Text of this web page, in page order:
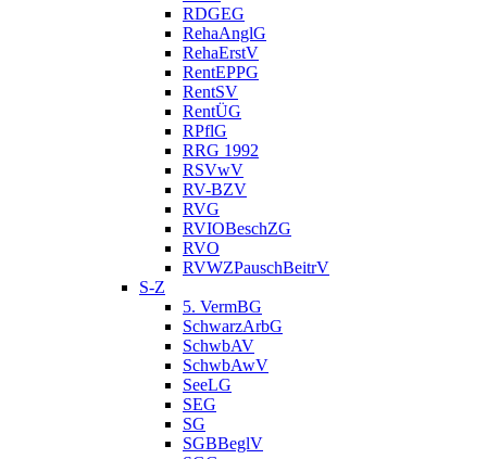
RDGEG
RehaAnglG
RehaErstV
RentEPPG
RentSV
RentÜG
RPflG
RRG 1992
RSVwV
RV-BZV
RVG
RVIOBeschZG
RVO
RVWZPauschBeitrV
S-Z
5. VermBG
SchwarzArbG
SchwbAV
SchwbAwV
SeeLG
SEG
SG
SGBBeglV